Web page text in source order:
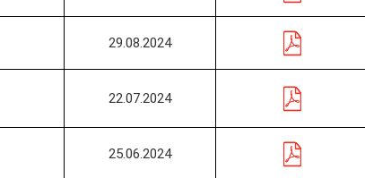
29.08.2024
22.07.2024
25.06.2024